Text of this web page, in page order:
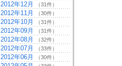
2012年12月 （31件）
2012年11月 （30件）
2012年10月 （31件）
2012年09月 （31件）
2012年08月 （32件）
2012年07月 （33件）
2012年06月 （30件）